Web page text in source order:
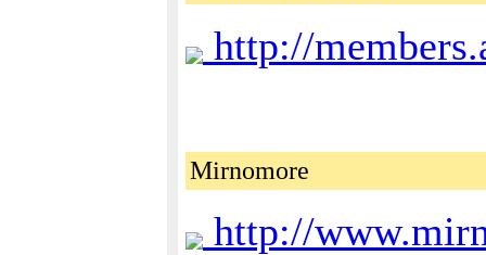
http://
Mirnomore
http://